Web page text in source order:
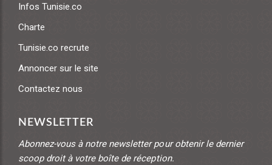
Infos Tunisie.co
Charte
Tunisie.co recrute
Annoncer sur le site
Contactez nous
NEWSLETTER
Abonnez-vous à notre newsletter pour obtenir le dernier
scoop droit à votre boîte de réception.